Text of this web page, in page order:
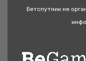
Бетспутник не